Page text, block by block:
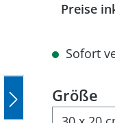
Preise
Sofort
Größe